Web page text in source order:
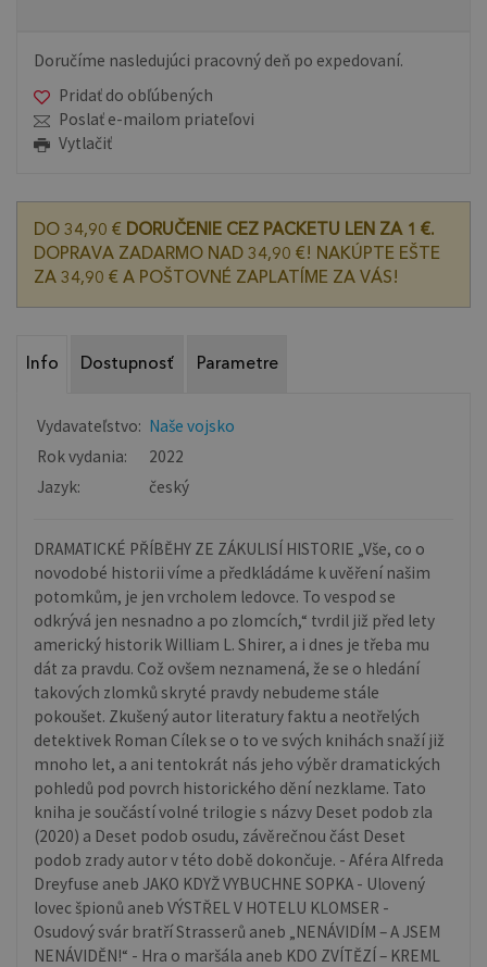
Doručíme nasledujúci pracovný deň po expedovaní.
Pridať do obľúbených
Poslať e-mailom priateľovi
Vytlačiť
DO 34,90 € DORUČENIE CEZ PACKETU LEN ZA 1 €.
DOPRAVA ZADARMO NAD 34,90 €! NAKÚPTE EŠTE
ZA 34,90 € A POŠTOVNÉ ZAPLATÍME ZA VÁS!
Info Dostupnosť Parametre
Vydavateľstvo: Naše vojsko
Rok vydania:
2022
Jazyk:
český
DRAMATICKÉ PŘÍBĚHY ZE ZÁKULISÍ HISTORIE „Vše, co o
novodobé historii víme a předkládáme k uvěření našim
potomkům, je jen vrcholem ledovce. To vespod se
odkrývá jen nesnadno a po zlomcích,“ tvrdil již před lety
americký historik William L. Shirer, a i dnes je třeba mu
dát za pravdu. Což ovšem neznamená, že se o hledání
takových zlomků skryté pravdy nebudeme stále
pokoušet. Zkušený autor literatury faktu a neotřelých
detektivek Roman Cílek se o to ve svých knihách snaží již
mnoho let, a ani tentokrát nás jeho výběr dramatických
pohledů pod povrch historického dění nezklame. Tato
kniha je součástí volné trilogie s názvy Deset podob zla
(2020) a Deset podob osudu, závěrečnou část Deset
podob zrady autor v této době dokončuje. - Aféra Alfreda
Dreyfuse aneb JAKO KDYŽ VYBUCHNE SOPKA - Ulovený
lovec špionů aneb VÝSTŘEL V HOTELU KLOMSER -
Osudový svár bratří Strasserů aneb „NENÁVIDÍM – A JSEM
NENÁVIDĚN!“ - Hra o maršála aneb KDO ZVÍTĚZÍ – KREML